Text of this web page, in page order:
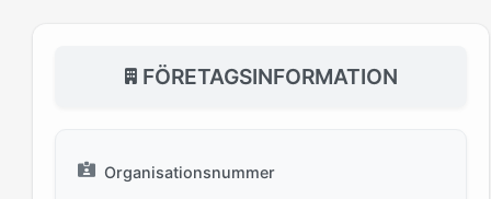
FÖRETAGSINFORMATION
Organisationsnummer